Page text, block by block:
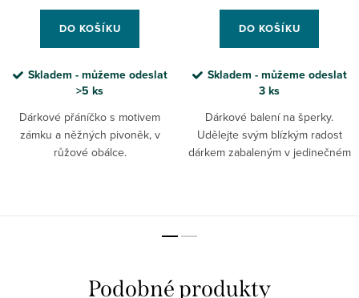
DO KOŠÍKU
Skladem - můžeme odeslat
>5 ks
Dárkové přáníčko s motivem
zámku a něžných pivoněk, v
růžové obálce.
DO KOŠÍKU
Skladem - můžeme odeslat
3 ks
Dárkové balení na šperky.
Udělejte svým blízkým radost
dárkem zabaleným v jedinečném